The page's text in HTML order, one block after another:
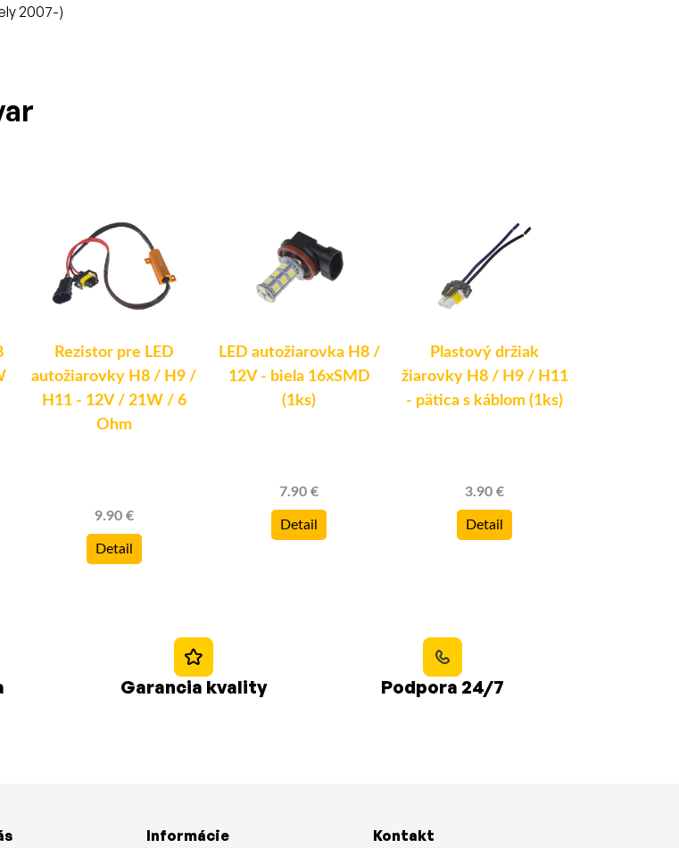
2007-)
Rezistor pre LED
autožiarovky H8 / H9 /
H11 - 12V / 21W / 6
Ohm
9.90 €
Detail
LED autožiarovka H8 /
12V - biela 16xSMD
(1ks)
7.90 €
Detail
Plastový držiak
žiarovky H8 / H9 / H11
- pätica s káblom (1ks)
3.90 €
Detail
Garancia kvality Podpora 24/7
Informácie Kontakt